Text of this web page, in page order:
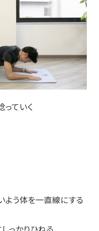
ていく
よう体を一直線にする